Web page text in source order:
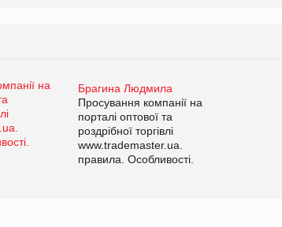
Брагина Людмила
Просування компанії на
порталі оптової та
роздрібної торгівлі
www.trademaster.ua.
правила. Особливості.